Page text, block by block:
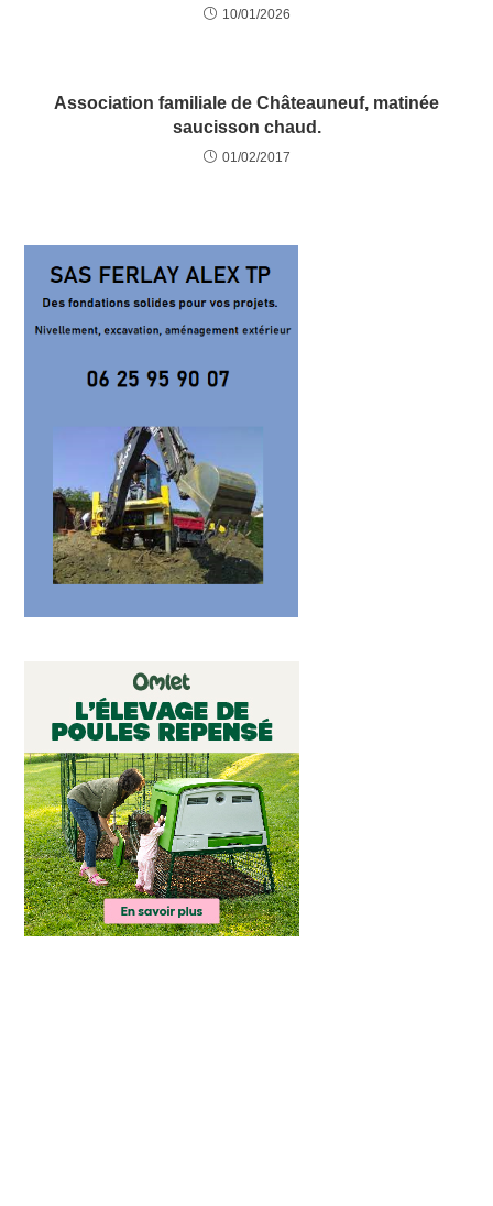
10/01/2026
Association familiale de Châteauneuf, matinée
saucisson chaud.
01/02/2017